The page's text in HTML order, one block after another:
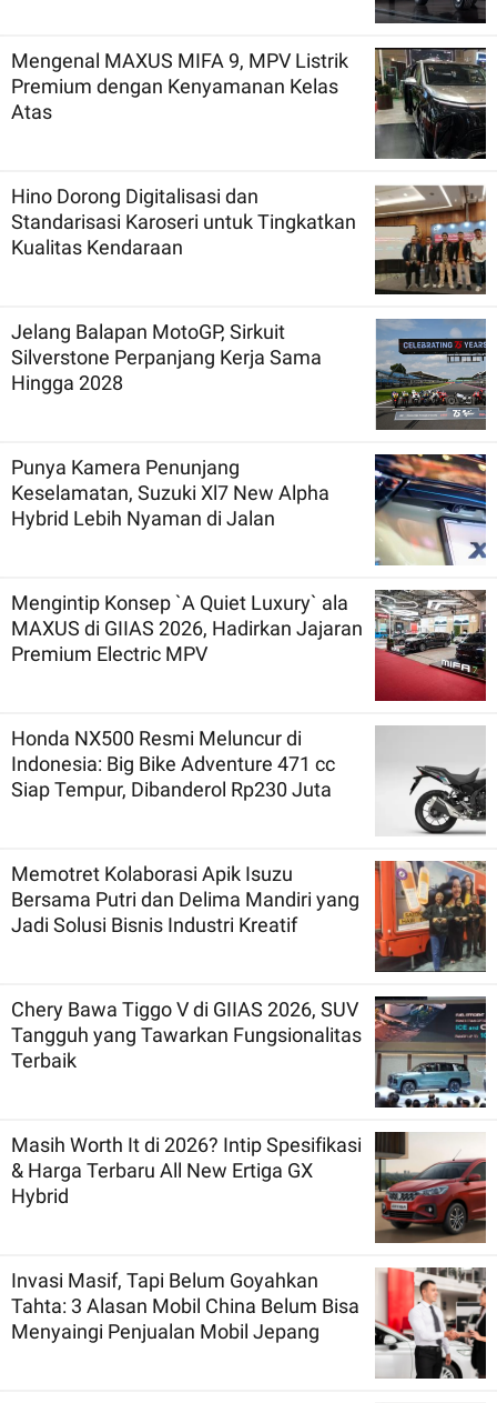
Mengenal MAXUS MIFA 9, MPV Listrik
Premium dengan Kenyamanan Kelas
Atas
Hino Dorong Digitalisasi dan
Standarisasi Karoseri untuk Tingkatkan
Kualitas Kendaraan
Jelang Balapan MotoGP, Sirkuit
Silverstone Perpanjang Kerja Sama
Hingga 2028
Punya Kamera Penunjang
Keselamatan, Suzuki Xl7 New Alpha
Hybrid Lebih Nyaman di Jalan
Mengintip Konsep `A Quiet Luxury` ala
MAXUS di GIIAS 2026, Hadirkan Jajaran
Premium Electric MPV
Honda NX500 Resmi Meluncur di
Indonesia: Big Bike Adventure 471 cc
Siap Tempur, Dibanderol Rp230 Juta
Memotret Kolaborasi Apik Isuzu
Bersama Putri dan Delima Mandiri yang
Jadi Solusi Bisnis Industri Kreatif
Chery Bawa Tiggo V di GIIAS 2026, SUV
Tangguh yang Tawarkan Fungsionalitas
Terbaik
Masih Worth It di 2026? Intip Spesifikasi
& Harga Terbaru All New Ertiga GX
Hybrid
Invasi Masif, Tapi Belum Goyahkan
Tahta: 3 Alasan Mobil China Belum Bisa
Menyaingi Penjualan Mobil Jepang